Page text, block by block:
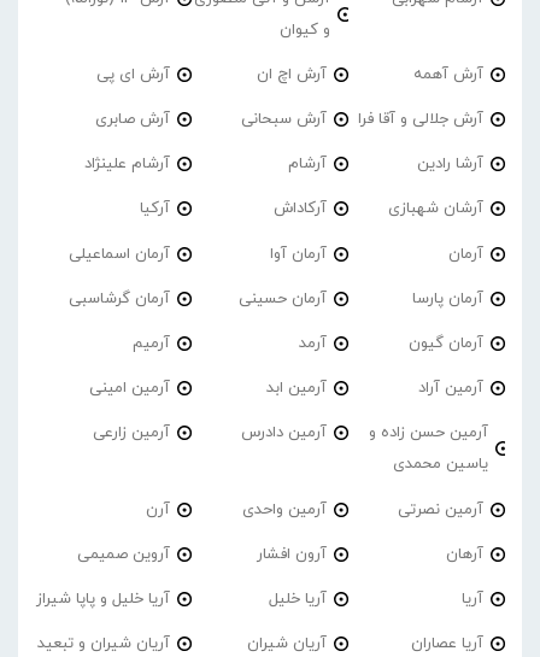
و کیوان
آرش آهمه آرش اچ ان آرش ای پی
آرش جلالی و آقا فرا آرش سبحانی آرش صابری
آرشا رادین آرشام آرشام علینژاد
آرشان شهبازی آرکاداش آرکیا
آرمان آرمان آوا آرمان اسماعیلی
آرمان پارسا آرمان حسینی آرمان گرشاسبی
آرمان گیون آرمد آرمیم
آرمین آراد آرمین ابد آرمین امینی
آرمین حسن زاده و
یاسین محمدی
آرمین دادرس آرمین زارعی
آرمین نصرتی آرمین واحدی آرن
آرهان آرون افشار آروین صمیمی
آریا آریا خلیل آریا خلیل و پاپا شیراز
آریا عصاران آریان شیران آریان شیران و تبعید